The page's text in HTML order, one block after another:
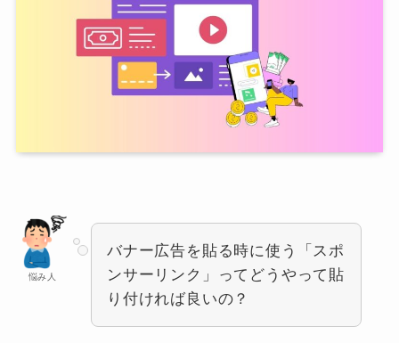
悩み人
バナー広告を貼る時に使う「スポ
ンサーリンク」ってどうやって貼
り付ければ良いの？